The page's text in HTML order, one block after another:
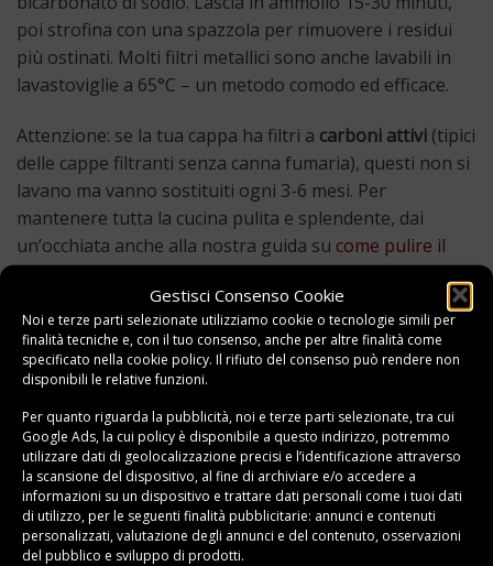
Gestisci Consenso Cookie
Noi e terze parti selezionate utilizziamo cookie o tecnologie simili per
finalità tecniche e, con il tuo consenso, anche per altre finalità come
specificato nella cookie policy. Il rifiuto del consenso può rendere non
disponibili le relative funzioni.
Per quanto riguarda la pubblicità, noi e terze parti selezionate, tra cui
Google Ads, la cui policy è disponibile a questo indirizzo, potremmo
utilizzare dati di geolocalizzazione precisi e l’identificazione attraverso
la scansione del dispositivo, al fine di archiviare e/o accedere a
informazioni su un dispositivo e trattare dati personali come i tuoi dati
di utilizzo, per le seguenti finalità pubblicitarie: annunci e contenuti
personalizzati, valutazione degli annunci e del contenuto, osservazioni
del pubblico e sviluppo di prodotti.
poi strofina con una spazzola per rimuovere i residui
più ostinati. Molti filtri metallici sono anche lavabili in
lavastoviglie a 65°C – un metodo comodo ed efficace.
Attenzione: se la tua cappa ha filtri a carboni attivi (tipici
delle cappe filtranti senza canna fumaria), questi non si
lavano ma vanno sostituiti ogni 3-6 mesi. Per
mantenere tutta la cucina pulita e splendente, dai
un’occhiata anche alla nostra guida su come pulire il
piano a induzione.